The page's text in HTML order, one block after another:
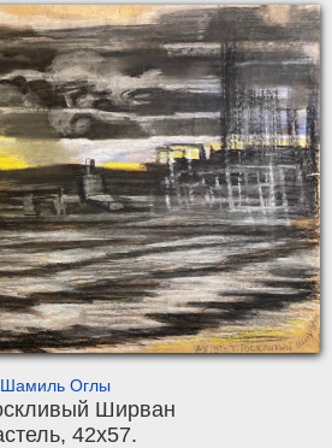
Оглы
Ширван
, 42x57.